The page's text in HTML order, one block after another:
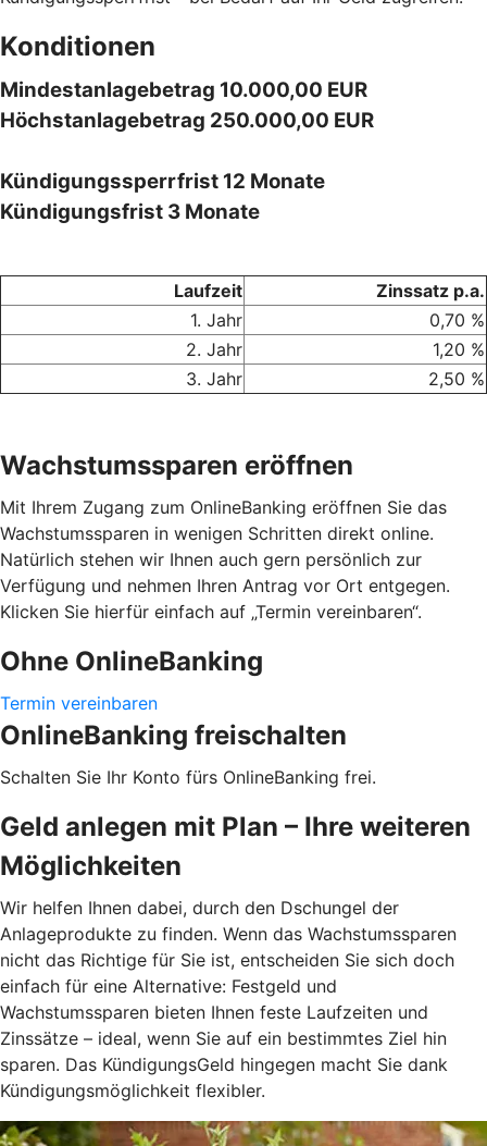
Konditionen
Mindestanlagebetrag 10.000,00 EUR
Höchstanlagebetrag 250.000,00 EUR
Kündigungssperrfrist 12 Monate
Kündigungsfrist 3 Monate
Laufzeit
Zinssatz p.a.
1. Jahr
0,70 %
2. Jahr
1,20 %
3. Jahr
2,50 %
Wachstumssparen eröffnen
Mit Ihrem Zugang zum OnlineBanking eröffnen Sie das
Wachstumssparen in wenigen Schritten direkt online.
Natürlich stehen wir Ihnen auch gern persönlich zur
Verfügung und nehmen Ihren Antrag vor Ort entgegen.
Klicken Sie hierfür einfach auf „Termin vereinbaren“.
Ohne OnlineBanking
Termin vereinbaren
OnlineBanking freischalten
Schalten Sie Ihr Konto fürs OnlineBanking frei.
Geld anlegen mit Plan – Ihre weiteren
Möglichkeiten
Wir helfen Ihnen dabei, durch den Dschungel der
Anlageprodukte zu finden. Wenn das Wachstumssparen
nicht das Richtige für Sie ist, entscheiden Sie sich doch
einfach für eine Alternative: Festgeld und
Wachstumssparen bieten Ihnen feste Laufzeiten und
Zinssätze – ideal, wenn Sie auf ein bestimmtes Ziel hin
sparen. Das KündigungsGeld hingegen macht Sie dank
Kündigungsmöglichkeit flexibler.